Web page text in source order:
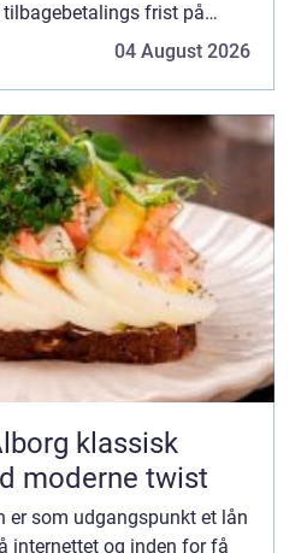
tilbagebetalings frist på
lånet skulle betales på et par
04 August 2026
moderne twist
er som udgangspunkt et lån
internettet og inden for få